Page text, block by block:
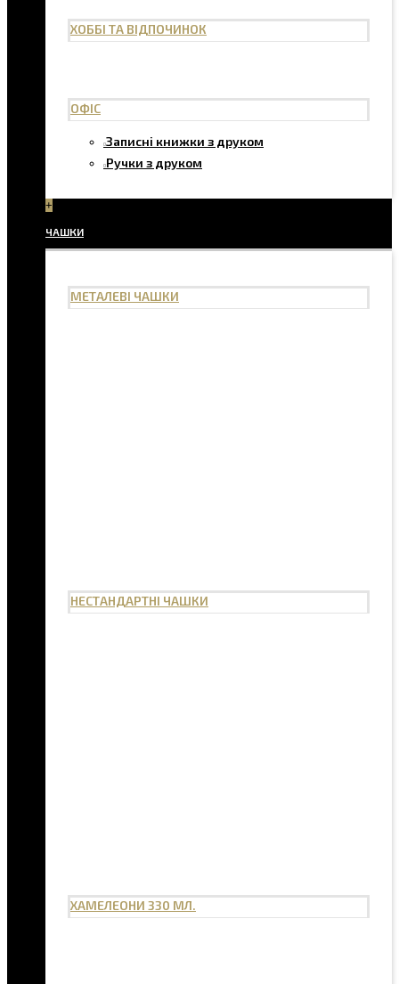
ХОББІ ТА ВІДПОЧИНОК
ОФІС
Записні книжки з друком
Ручки з друком
+
ЧАШКИ
МЕТАЛЕВІ ЧАШКИ
НЕСТАНДАРТНІ ЧАШКИ
ХАМЕЛЕОНИ 330 МЛ.